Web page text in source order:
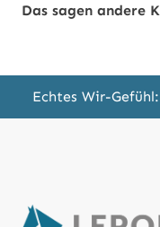
Das sagen andere
Echtes Wir-